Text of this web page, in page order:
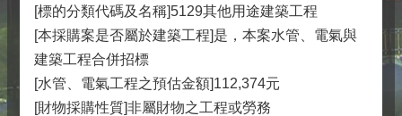
[標的分類代碼及名稱]5129其他用途建築工程
[本採購案是否屬於建築工程]是，本案水管、電氣與
建築工程合併招標
[水管、電氣工程之預估金額]112,374元
[財物採購性質]非屬財物之工程或勞務